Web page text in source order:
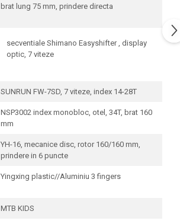
brat lung 75 mm, prindere directa
secventiale Shimano Easyshifter , display
optic, 7 viteze
SUNRUN FW-7SD, 7 viteze, index 14-28T
NSP3002 index monobloc, otel, 34T, brat 160
mm
YH-16, mecanice disc, rotor 160/160 mm,
prindere in 6 puncte
Yingxing plastic//Aluminiu 3 fingers
MTB KIDS